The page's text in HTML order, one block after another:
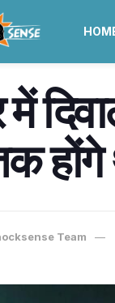
में
Team